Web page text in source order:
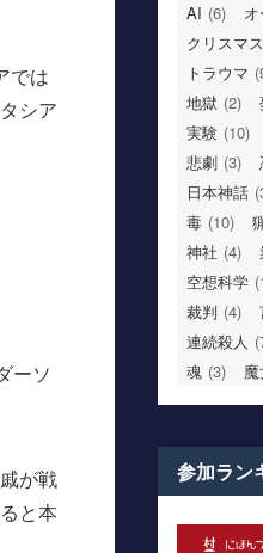
では
シア
ーソ
が戦
と本
AI (6)
クリスマス
トラウマ
地獄 (2)
実験 (10)
悲劇 (3)
日本神話
毒 (10)
神社 (4)
空想科学
裁判 (4)
連続殺人
魂 (3)
参加ラン